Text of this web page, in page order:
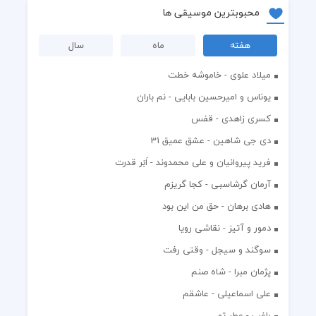
محبوبترین موسیقی ها
هفته ماه
سال
میلاد علوی - خاموشه خطت
یوناس و امیرحسین بابایی - نم باران
کسری زاهدی - قفس
دی جی شاهین - عشق عمیق 31
فرید پیروانیان و علی محمدوند - اَبَر قدرت
آرمان گرشاسبی - کجا گریزم
هادی برهان - حق من این بود
دمور و آتیز - نقاشی رویا
سوگند و سیجل - وقتی رفت
پژمان مبرا - شاه صنم
علی اسماعیلی - عاشقم